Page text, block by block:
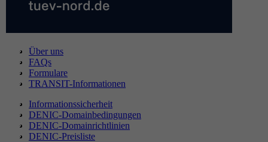
Über uns
FAQs
Formulare
TRANSIT-Informationen
Informationssicherheit
DENIC-Domainbedingungen
DENIC-Domainrichtlinien
DENIC-Preisliste